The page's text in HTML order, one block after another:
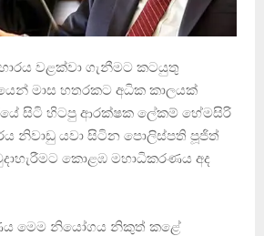
වළක්වා ගැනීමට කටයුතු
මාස හතරකට අධික කාලයක්
සිටි හිටපු ආරක්ෂක ලේකම් හේමසිරි
නිවාඩු යවා සිටින පොලිස්පති පූජිත්
කොළඹ මහාධිකරණය අද
මෙම නියෝගය නිකුත් කළේ